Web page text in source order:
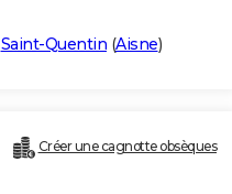
Saint-Quentin (Aisne)
Créer une cagnotte obsèques